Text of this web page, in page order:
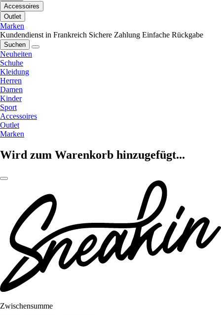
Accessoires
Outlet
Marken
Kundendienst in Frankreich Sichere Zahlung Einfache Rückgabe
Suchen
Neuheiten
Schuhe
Kleidung
Herren
Damen
Kinder
Sport
Accessoires
Outlet
Marken
Wird zum Warenkorb hinzugefügt...
Zwischensumme